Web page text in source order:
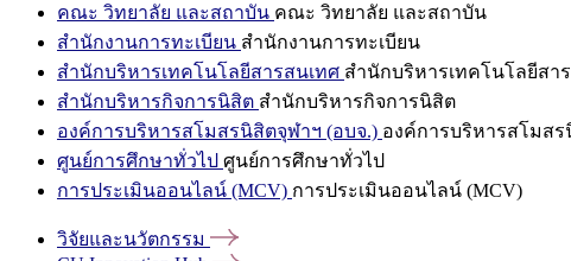
คณะ วิทยาลัย และสถาบัน คณะ วิทยาลัย และสถาบัน
สำนักงานการทะเบียน สำนักงานการทะเบียน
สำนักบริหารเทคโนโลยีสารสนเทศ สำนักบริหารเทคโนโลยีสา
สำนักบริหารกิจการนิสิต สำนักบริหารกิจการนิสิต
องค์การบริหารสโมสรนิสิตจุฬาฯ (อบจ.) องค์การบริหารสโมสร
ศูนย์การศึกษาทั่วไป ศูนย์การศึกษาทั่วไป
การประเมินออนไลน์ (MCV) การประเมินออนไลน์ (MCV)
วิจัยและนวัตกรรม